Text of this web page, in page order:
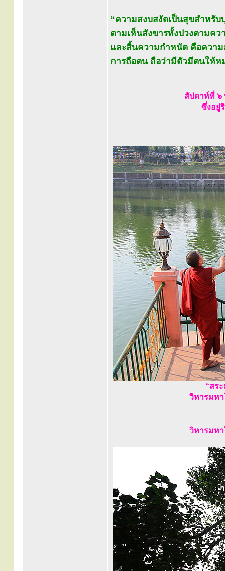
“ความสงบสงัดเป็นสุขสำหรั
ตามเห็นสังขารทั้งปวงตามคว
และสิ้นความกำหนัด คือความ
การถือตน ถือว่ามีตัวมีตนให้ห
สัปดาห์ที่ ๖
ซึ่งอยู่
“สร
วิหารมห
วิหารมห